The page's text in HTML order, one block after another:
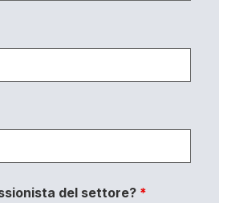
del settore? *